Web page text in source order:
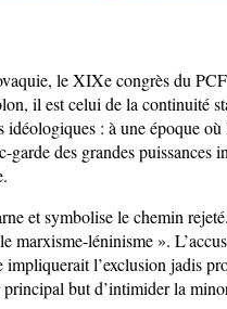
le XIXe congrès du
il est celui de la continuité
: à une époque
des grandes puissances
et symbolise le chemin
marxisme-léninisme ».
l’exclusion jadis
but d’intimider la